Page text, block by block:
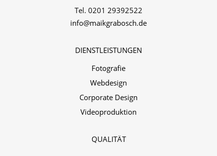
Tel. 0201 29392522‬
info@maikgrabosch.de
DIENSTLEISTUNGEN
Fotografie
Webdesign
Corporate Design
Videoproduktion
QUALITÄT